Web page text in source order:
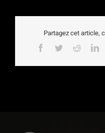
Partagez cet article,
Facebook
TwitterReddit